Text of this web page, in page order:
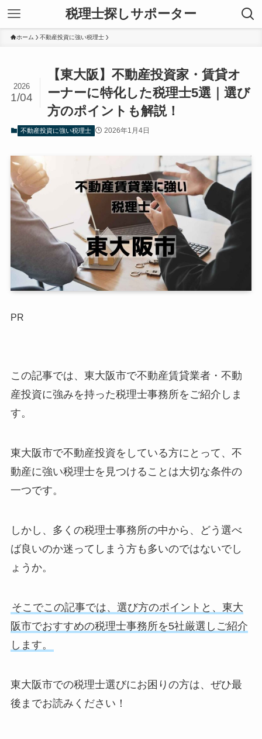
税理士探しサポーター
ホーム 不動産投資に強い税理士
【東大阪】不動産投資家・賃貸オ
ーナーに特化した税理士5選｜選び
方のポイントも解説！
2026
1/04
不動産投資に強い税理士 2026年1月4日
PR
この記事では、東大阪市で不動産賃貸業者・不動
産投資に強みを持った税理士事務所をご紹介しま
す。
東大阪市で不動産投資をしている方にとって、不
動産に強い税理士を見つけることは大切な条件の
一つです。
しかし、多くの税理士事務所の中から、どう選べ
ば良いのか迷ってしまう方も多いのではないでし
ょうか。
そこでこの記事では、選び方のポイントと、東大
阪市でおすすめの税理士事務所を5社厳選しご紹介
します。
東大阪市での税理士選びにお困りの方は、ぜひ最
後までお読みください！